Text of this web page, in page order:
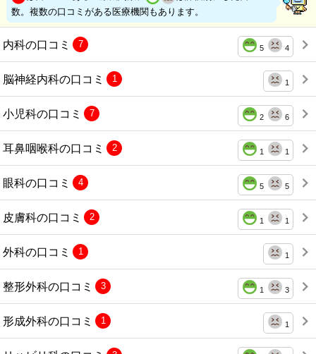
数。複数の口コミがある医療機関もあります。
内科の口コミ 5 4
7
脳神経内科の口コミ 1
1
小児科の口コミ 2 6
7
耳鼻咽喉科の口コミ 1 1
2
眼科の口コミ 5 5
4
皮膚科の口コミ 1 1
2
外科の口コミ 1
1
整形外科の口コミ 1 3
3
形成外科の口コミ 1
1